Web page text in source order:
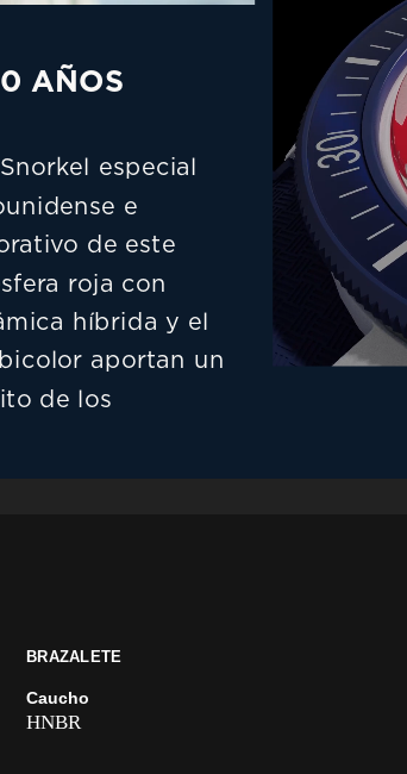
especial
e
de este
roja con
híbrida y el
aportan un
de los
AÑOS
BRAZALETE
Caucho
HNBR